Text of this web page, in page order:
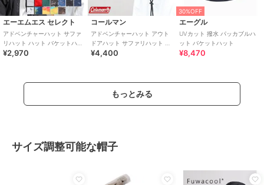
エーエムエス セレクト
アドベンチャーハット サファ
リハット ハット バケットハッ
ト 撥水 帽子 水陸両用 UVカッ
¥2,970
コールマン
アドベンチャーハット アウト
ドアハット サファリハット バ
ケットハット 帽子 カジュアル
¥4,400
30%OFF
エーグル
UVカット 撥水 パッカブルハ
ット バケットハット
¥8,470
もっとみる
サイズ調整可能な帽子